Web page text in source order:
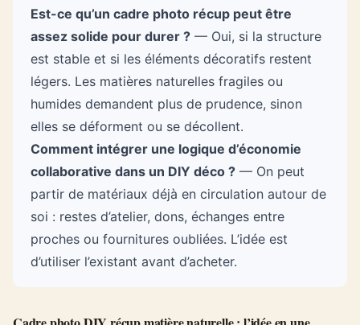
Est-ce qu’un cadre photo récup peut être
assez solide pour durer ? — Oui, si la structure
est stable et si les éléments décoratifs restent
légers. Les matières naturelles fragiles ou
humides demandent plus de prudence, sinon
elles se déforment ou se décollent.
Comment intégrer une logique d’économie
collaborative dans un DIY déco ? — On peut
partir de matériaux déjà en circulation autour de
soi : restes d’atelier, dons, échanges entre
proches ou fournitures oubliées. L’idée est
d’utiliser l’existant avant d’acheter.